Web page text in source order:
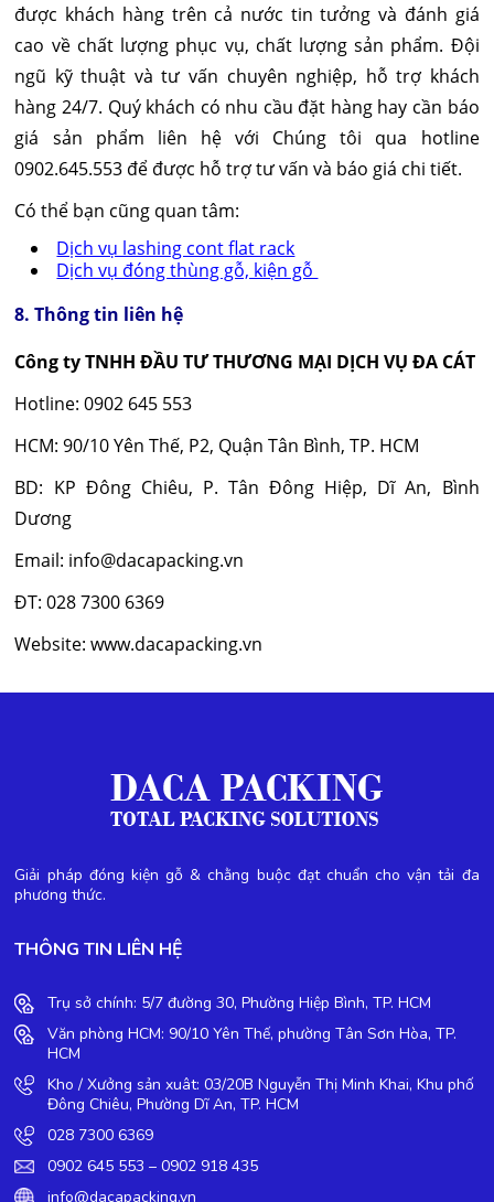
được khách hàng trên cả nước tin tưởng và đánh giá
cao về chất lượng phục vụ, chất lượng sản phẩm. Đội
ngũ kỹ thuật và tư vấn chuyên nghiệp, hỗ trợ khách
hàng 24/7. Quý khách có nhu cầu đặt hàng hay cần báo
giá sản phẩm liên hệ với Chúng tôi qua hotline
0902.645.553 để được hỗ trợ tư vấn và báo giá chi tiết.
Có thể bạn cũng quan tâm:
Dịch vụ lashing cont flat rack
Dịch vụ đóng thùng gỗ, kiện gỗ
8. Thông tin liên hệ
Công ty TNHH ĐẦU TƯ THƯƠNG MẠI DỊCH VỤ ĐA CÁT
Hotline: 0902 645 553
HCM: 90/10 Yên Thế, P2, Quận Tân Bình, TP. HCM
BD: KP Đông Chiêu, P. Tân Đông Hiệp, Dĩ An, Bình
Dương
Email: info@dacapacking.vn
ĐT: 028 7300 6369
Website: www.dacapacking.vn
Giải pháp đóng kiện gỗ & chằng buộc đạt chuẩn cho vận tải đa
phương thức.
THÔNG TIN LIÊN HỆ
Trụ sở chính: 5/7 đường 30, Phường Hiệp Bình, TP. HCM
Văn phòng HCM: 90/10 Yên Thế, phường Tân Sơn Hòa, TP.
HCM
Kho / Xưởng sản xuât: 03/20B Nguyễn Thị Minh Khai, Khu phố
Đông Chiêu, Phường Dĩ An, TP. HCM
028 7300 6369
0902 645 553 – 0902 918 435
info@dacapacking.vn